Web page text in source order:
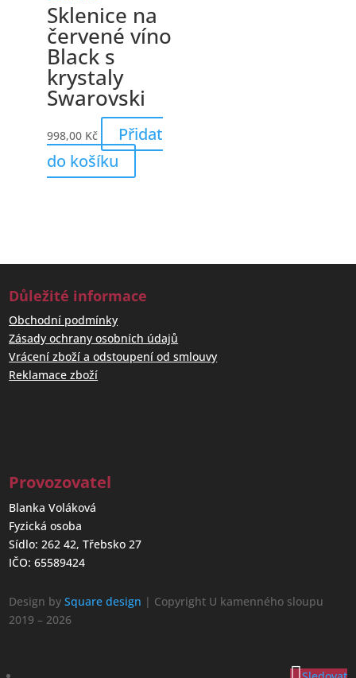
Sklenice na
červené víno
Black s
krystaly
Swarovski
998,00 Kč
Přidat
do košíku
Důležité informace
Obchodní podmínky
Zásady ochrany osobních údajů
Vrácení zboží a odstoupení od smlouvy
Reklamace zboží
Provozovatel
Blanka Voláková
Fyzická osoba
Sídlo: 262 42, Třebsko 27
IČO: 65589424
Design bySquare design | Copyright U kamenného sloupu
2019 – 2026